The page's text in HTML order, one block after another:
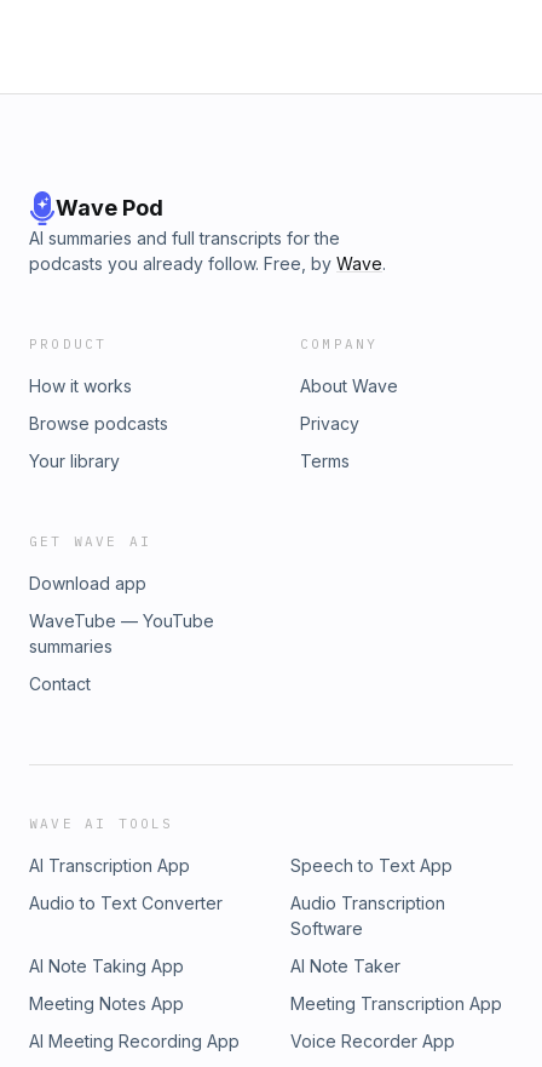
Wave Pod
AI summaries and full transcripts for the
podcasts you already follow. Free, by Wave.
PRODUCT
How it works
Browse podcasts
Your library
COMPANY
About Wave
Privacy
Terms
GET WAVE AI
Download app
WaveTube — YouTube
summaries
Contact
WAVE AI TOOLS
AI Transcription App
Speech to Text App
Audio to Text Converter
Audio Transcription
Software
AI Note Taking App
AI Note Taker
Meeting Notes App
Meeting Transcription App
AI Meeting Recording App
Voice Recorder App